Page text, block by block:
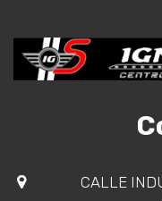
CALLE